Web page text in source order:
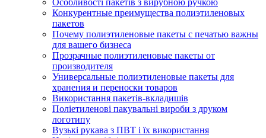
Конкурентные преимущества полиэтиленовых
пакетов
Почему полиэтиленовые пакеты с печатью важны
для вашего бизнеса
Прозрачные полиэтиленовые пакеты от
производителя
Универсальные полиэтиленовые пакеты для
хранения и переноски товаров
Використання пакетів-вкладишів
Поліетиленові пакувальні вироби з друком
логотипу
Вузькі рукава з ПВТ і їх використання